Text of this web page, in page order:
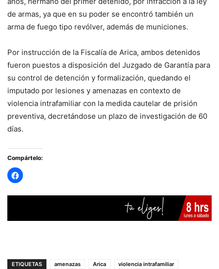
de armas, ya que en su poder se encontró también un
arma de fuego tipo revólver, además de municiones.
Por instrucción de la Fiscalía de Arica, ambos detenidos
fueron puestos a disposición del Juzgado de Garantía para
su control de detención y formalización, quedando el
imputado por lesiones y amenazas en contexto de
violencia intrafamiliar con la medida cautelar de prisión
preventiva, decretándose un plazo de investigación de 60
días.
Compártelo:
ETIQUETAS amenazas Arica violencia intrafamiliar